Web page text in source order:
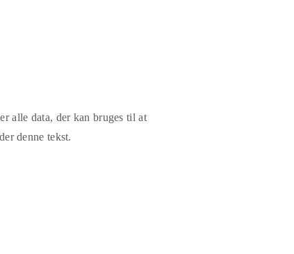
alle data, der kan bruges til at
denne tekst.